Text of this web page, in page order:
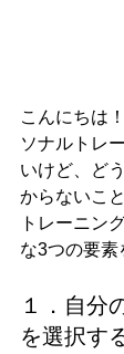
こんにちは
ソナルトレ
いけど、ど
からないこ
トレーニン
な3つの要素
１．自分
を選択す